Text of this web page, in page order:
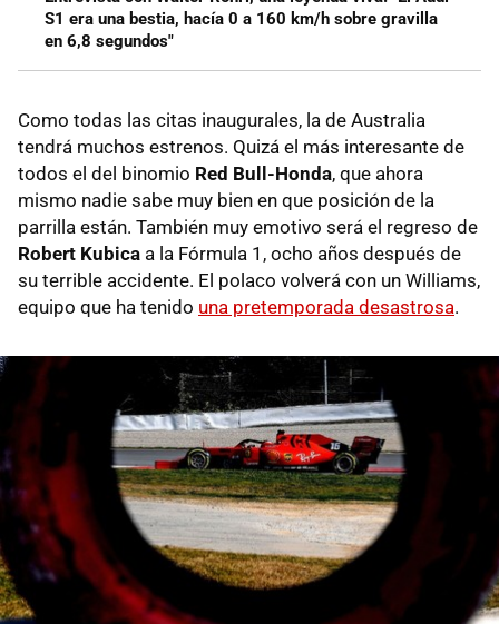
S1 era una bestia, hacía 0 a 160 km/h sobre gravilla
en 6,8 segundos"
Como todas las citas inaugurales, la de Australia
tendrá muchos estrenos. Quizá el más interesante de
todos el del binomio Red Bull-Honda, que ahora
mismo nadie sabe muy bien en que posición de la
parrilla están. También muy emotivo será el regreso de
Robert Kubica a la Fórmula 1, ocho años después de
su terrible accidente. El polaco volverá con un Williams,
equipo que ha tenido una pretemporada desastrosa.